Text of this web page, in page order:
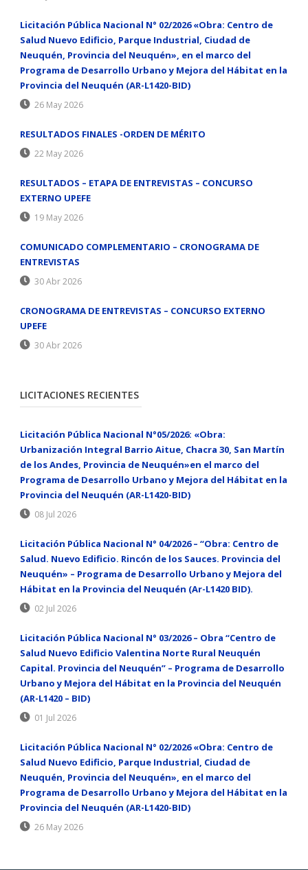
Licitación Pública Nacional N° 02/2026 «Obra: Centro de
Salud Nuevo Edificio, Parque Industrial, Ciudad de
Neuquén, Provincia del Neuquén», en el marco del
Programa de Desarrollo Urbano y Mejora del Hábitat en la
Provincia del Neuquén (AR-L1420-BID)
26 May 2026
RESULTADOS FINALES -ORDEN DE MÉRITO
22 May 2026
RESULTADOS – ETAPA DE ENTREVISTAS – CONCURSO
EXTERNO UPEFE
19 May 2026
COMUNICADO COMPLEMENTARIO – CRONOGRAMA DE
ENTREVISTAS
30 Abr 2026
CRONOGRAMA DE ENTREVISTAS – CONCURSO EXTERNO
UPEFE
30 Abr 2026
LICITACIONES RECIENTES
Licitación Pública Nacional N°05/2026: «Obra:
Urbanización Integral Barrio Aitue, Chacra 30, San Martín
de los Andes, Provincia de Neuquén»en el marco del
Programa de Desarrollo Urbano y Mejora del Hábitat en la
Provincia del Neuquén (AR-L1420-BID)
08 Jul 2026
Licitación Pública Nacional N° 04/2026 – “Obra: Centro de
Salud. Nuevo Edificio. Rincón de los Sauces. Provincia del
Neuquén» – Programa de Desarrollo Urbano y Mejora del
Hábitat en la Provincia del Neuquén (Ar-L1420 BID).
02 Jul 2026
Licitación Pública Nacional N° 03/2026 – Obra “Centro de
Salud Nuevo Edificio Valentina Norte Rural Neuquén
Capital. Provincia del Neuquén” – Programa de Desarrollo
Urbano y Mejora del Hábitat en la Provincia del Neuquén
(AR-L1420 – BID)
01 Jul 2026
Licitación Pública Nacional N° 02/2026 «Obra: Centro de
Salud Nuevo Edificio, Parque Industrial, Ciudad de
Neuquén, Provincia del Neuquén», en el marco del
Programa de Desarrollo Urbano y Mejora del Hábitat en la
Provincia del Neuquén (AR-L1420-BID)
26 May 2026